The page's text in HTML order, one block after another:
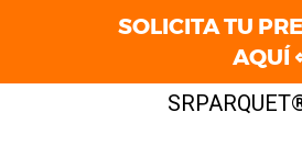
SOLICITA TU
AQUÍ